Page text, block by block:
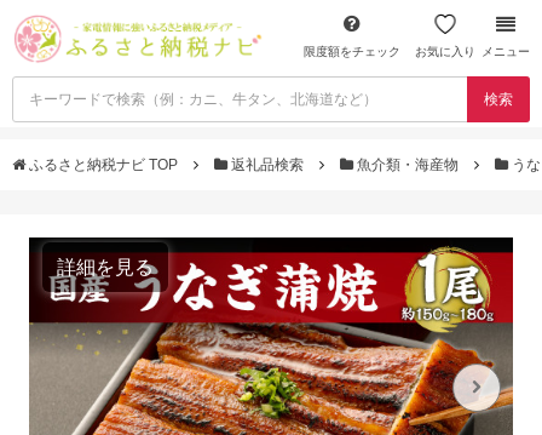
限度額をチェック お気に入り メニュー
検索
ふるさと納税ナビ TOP 返礼品検索 魚介類・海産物 う
詳細を見る